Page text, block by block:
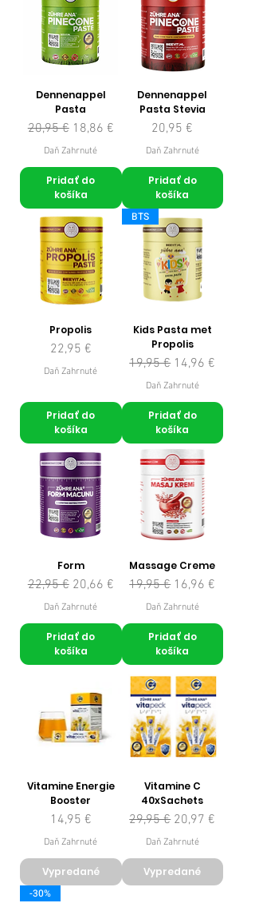
Dennenappel
Pasta
Normálna cena
20,95 € Zľavnená cena
18,86 €
Daň Zahrnuté
Pridať do
košíka
Dennenappel
Pasta Stevia
Cena
20,95 €
Daň Zahrnuté
Pridať do
košíka
Propolis
Cena
22,95 €
Daň Zahrnuté
Pridať do
košíka
BTS
Kids Pasta met
Propolis
Normálna cena
19,95 € Zľavnená cena
14,96 €
Daň Zahrnuté
Pridať do
košíka
Form
Normálna cena
22,95 € Zľavnená cena
20,66 €
Daň Zahrnuté
Pridať do
košíka
Massage Creme
Normálna cena
19,95 € Zľavnená cena
16,96 €
Daň Zahrnuté
Pridať do
košíka
Vitamine Energie
Booster
Cena
14,95 €
Daň Zahrnuté
Vypredané
Vitamine C
40xSachets
Normálna cena
29,95 € Zľavnená cena
20,97 €
Daň Zahrnuté
Vypredané
-30%